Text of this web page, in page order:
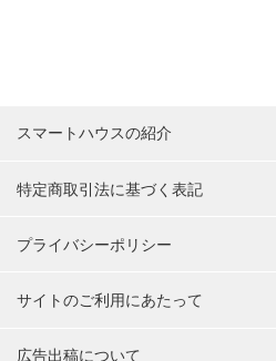
スマートハウスの紹介
特定商取引法に基づく表記
プライバシーポリシー
サイトのご利用にあたって
広告出稿について